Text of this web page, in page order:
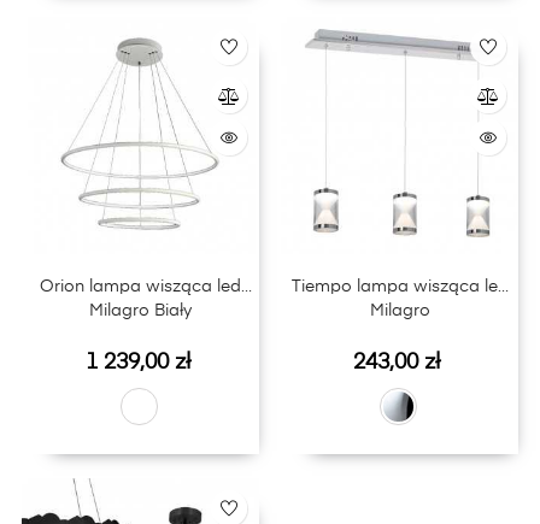
Orion lampa wisząca led
Milagro Biały
Cena
1 239,00 zł
Tiempo lampa wisząca led
Milagro
Cena
243,00 zł